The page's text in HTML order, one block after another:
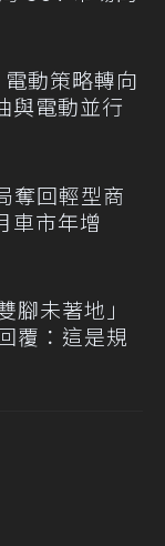
動策略轉向
與電動並行
奪回輕型商
車市年增
腳未著地」
覆：這是規